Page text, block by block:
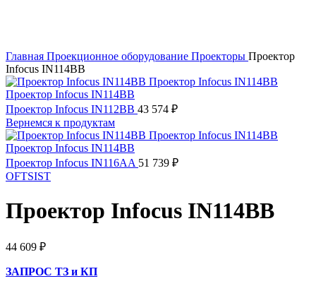
Главная Проекционное оборудование Проекторы Проектор
Infocus IN114BB
Проектор Infocus IN112BB 43 574 ₽
Вернемся к продуктам
Проектор Infocus IN116AA 51 739 ₽
OFTSIST
Проектор Infocus IN114BB
44 609 ₽
ЗАПРОС ТЗ и КП